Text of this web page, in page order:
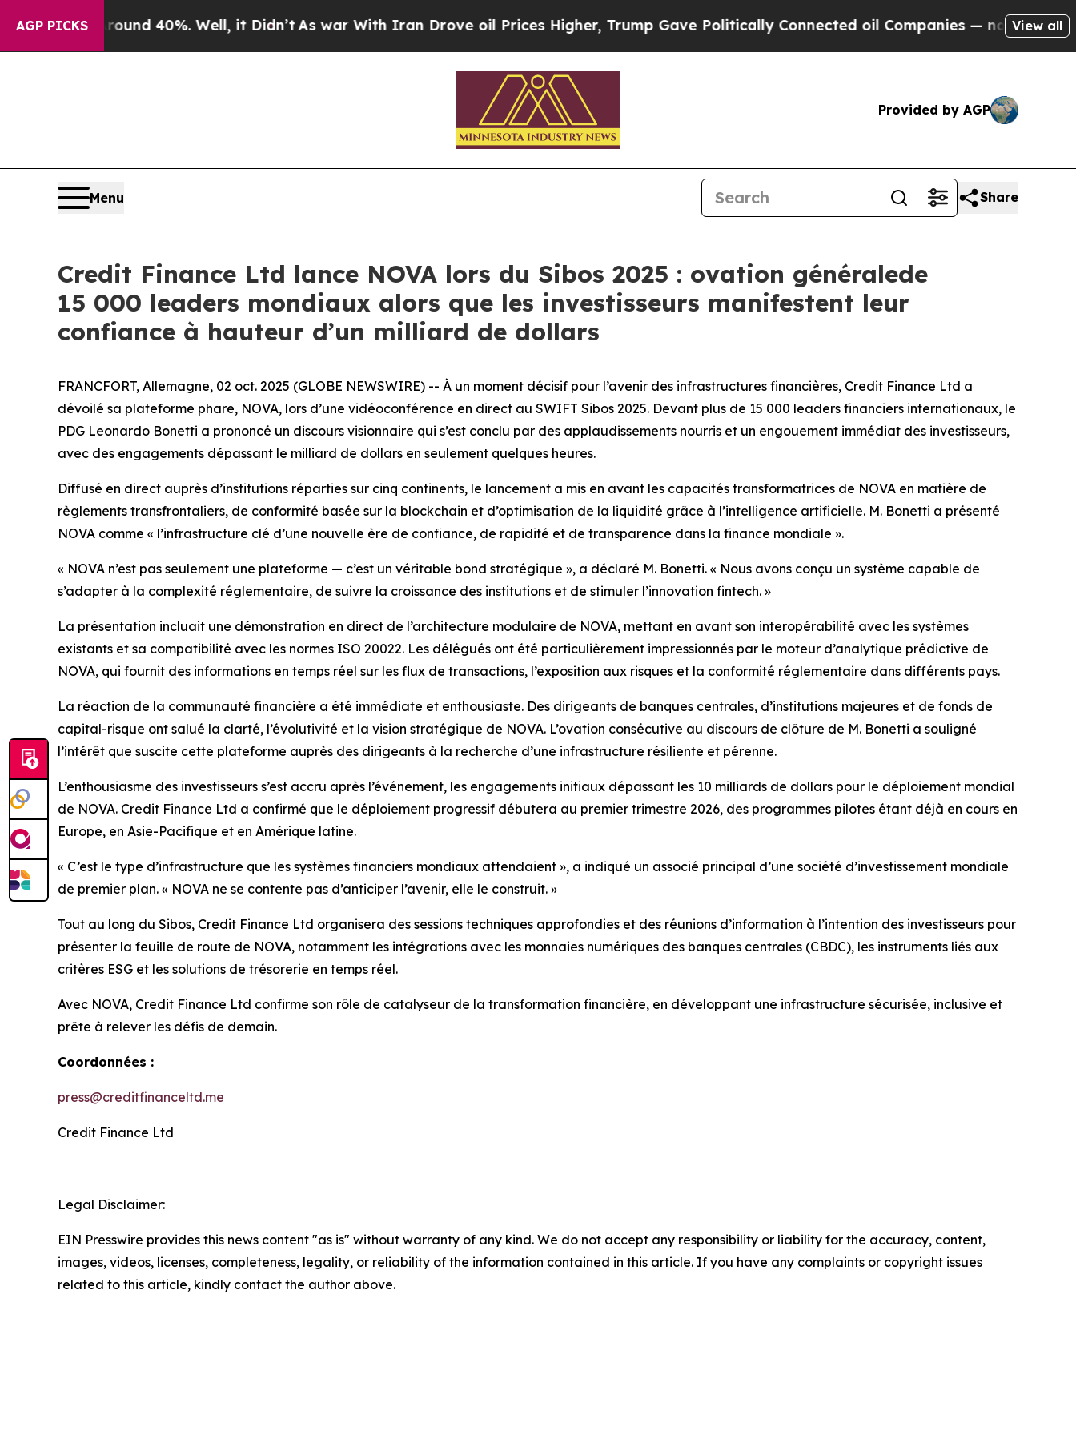
AGP PICKS
Around 40%. Well, it Didn’t As war With Iran Drove oil Prices Higher, Trump Gave Politically Connected oil Companies — not Taxpayers —
View all
Provided by AGP
Menu Share
Credit Finance Ltd lance NOVA lors du Sibos 2025 : ovation généralede
15 000 leaders mondiaux alors que les investisseurs manifestent leur
confiance à hauteur d’un milliard de dollars
FRANCFORT, Allemagne, 02 oct. 2025 (GLOBE NEWSWIRE) -- À un moment décisif pour l’avenir des infrastructures financières, Credit Finance Ltd a
dévoilé sa plateforme phare, NOVA, lors d’une vidéoconférence en direct au SWIFT Sibos 2025. Devant plus de 15 000 leaders financiers internationaux, le
PDG Leonardo Bonetti a prononcé un discours visionnaire qui s’est conclu par des applaudissements nourris et un engouement immédiat des investisseurs,
avec des engagements dépassant le milliard de dollars en seulement quelques heures.
Diffusé en direct auprès d’institutions réparties sur cinq continents, le lancement a mis en avant les capacités transformatrices de NOVA en matière de
règlements transfrontaliers, de conformité basée sur la blockchain et d’optimisation de la liquidité grâce à l’intelligence artificielle. M. Bonetti a présenté
NOVA comme « l’infrastructure clé d’une nouvelle ère de confiance, de rapidité et de transparence dans la finance mondiale ».
« NOVA n’est pas seulement une plateforme — c’est un véritable bond stratégique », a déclaré M. Bonetti. « Nous avons conçu un système capable de
s’adapter à la complexité réglementaire, de suivre la croissance des institutions et de stimuler l’innovation fintech. »
La présentation incluait une démonstration en direct de l’architecture modulaire de NOVA, mettant en avant son interopérabilité avec les systèmes
existants et sa compatibilité avec les normes ISO 20022. Les délégués ont été particulièrement impressionnés par le moteur d’analytique prédictive de
NOVA, qui fournit des informations en temps réel sur les flux de transactions, l’exposition aux risques et la conformité réglementaire dans différents pays.
La réaction de la communauté financière a été immédiate et enthousiaste. Des dirigeants de banques centrales, d’institutions majeures et de fonds de
capital-risque ont salué la clarté, l’évolutivité et la vision stratégique de NOVA. L’ovation consécutive au discours de clôture de M. Bonetti a souligné
l’intérêt que suscite cette plateforme auprès des dirigeants à la recherche d’une infrastructure résiliente et pérenne.
L’enthousiasme des investisseurs s’est accru après l’événement, les engagements initiaux dépassant les 10 milliards de dollars pour le déploiement mondial
de NOVA. Credit Finance Ltd a confirmé que le déploiement progressif débutera au premier trimestre 2026, des programmes pilotes étant déjà en cours en
Europe, en Asie-Pacifique et en Amérique latine.
« C’est le type d’infrastructure que les systèmes financiers mondiaux attendaient », a indiqué un associé principal d’une société d’investissement mondiale
de premier plan. « NOVA ne se contente pas d’anticiper l’avenir, elle le construit. »
Tout au long du Sibos, Credit Finance Ltd organisera des sessions techniques approfondies et des réunions d’information à l’intention des investisseurs pour
présenter la feuille de route de NOVA, notamment les intégrations avec les monnaies numériques des banques centrales (CBDC), les instruments liés aux
critères ESG et les solutions de trésorerie en temps réel.
Avec NOVA, Credit Finance Ltd confirme son rôle de catalyseur de la transformation financière, en développant une infrastructure sécurisée, inclusive et
prête à relever les défis de demain.
Coordonnées :
press@creditfinanceltd.me
Credit Finance Ltd
Legal Disclaimer:
EIN Presswire provides this news content "as is" without warranty of any kind. We do not accept any responsibility or liability for the accuracy, content,
images, videos, licenses, completeness, legality, or reliability of the information contained in this article. If you have any complaints or copyright issues
related to this article, kindly contact the author above.